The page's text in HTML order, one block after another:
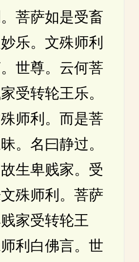
菩萨如是受畜
乐。文殊师利
世尊。云何菩
受转轮王乐。
师利。而是菩
。名曰静过。
生卑贱家。受
殊师利。菩萨
家受转轮王
利白佛言。世